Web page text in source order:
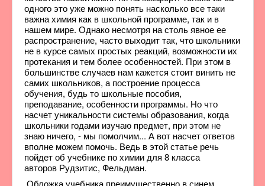
одного это уже можно понять насколько все таки
важна химия как в школьной программе, так и в
нашем мире. Однако несмотря на столь явное ее
распространение, часто выходит так, что школьники
не в курсе самых простых реакций, возможности их
протекания и тем более особенностей. При этом в
большинстве случаев нам кажется стоит винить не
самих школьников, а построение процесса
обучения, будь то школьные пособия,
преподавание, особенности программы. Но что
насчет уникальности системы образования, когда
школьники годами изучаю предмет, при этом не
знаю ничего, - мы помолчим... А вот насчет ответов
вполне можем помочь. Ведь в этой статье речь
пойдет об учебнике по химии для 8 класса
авторов Рудзитис, Фельдман.
Обложка учебника преимущественно в синем